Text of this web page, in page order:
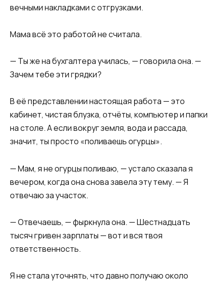
вечными накладками с отгрузками.
Мама всё это работой не считала.
— Ты же на бухгалтера училась, — говорила она. —
Зачем тебе эти грядки?
В её представлении настоящая работа — это
кабинет, чистая блузка, отчёты, компьютер и папки
на столе. А если вокруг земля, вода и рассада,
значит, ты просто «поливаешь огурцы».
— Мам, я не огурцы поливаю, — устало сказала я
вечером, когда она снова завела эту тему. — Я
отвечаю за участок.
— Отвечаешь, — фыркнула она. — Шестнадцать
тысяч гривен зарплаты — вот и вся твоя
ответственность.
Я не стала уточнять, что давно получаю около